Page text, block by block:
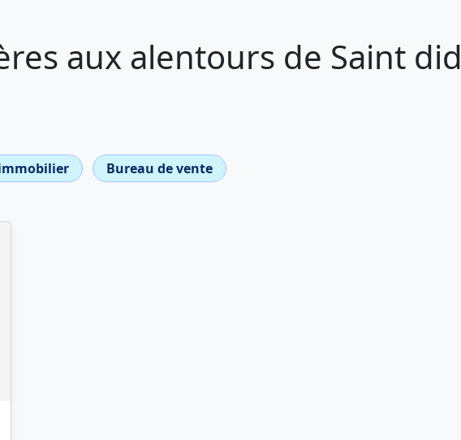
aux alentours de Saint
Bureau de vente